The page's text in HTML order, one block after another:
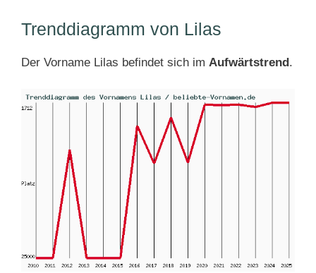
Trenddiagramm von Lilas
Der Vorname Lilas befindet sich im Aufwärtstrend.